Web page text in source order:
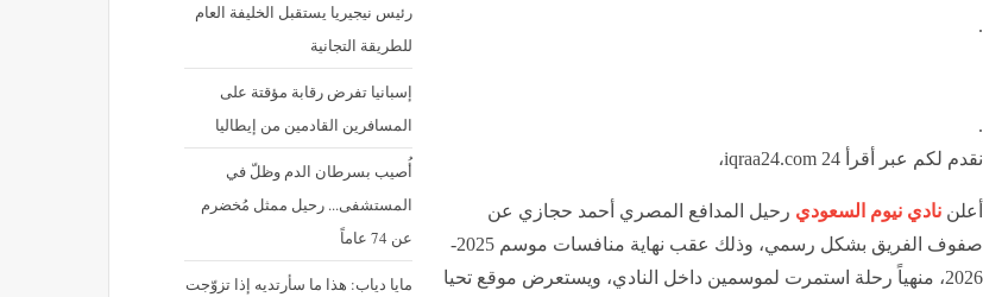
رئيس نيجيريا يستقبل الخليفة العام
للطريقة التجانية
إسبانيا تفرض رقابة مؤقتة على
المسافرين القادمين من إيطاليا
أُصيب بسرطان الدم وظلّ في
المستشفى... رحيل ممثل مُخضرم
عن 74 عاماً
مايا دياب: هذا ما سأرتديه إذا تزوّجت
.
.
نقدم لكم عبر أقرأ 24 iqraa24.com،
أعلننادي نيوم السعودي رحيل المدافع المصري أحمد حجازي عن
صفوف الفريق بشكل رسمي، وذلك عقب نهاية منافسات موسم 2025-
2026، منهياً رحلة استمرت لموسمين داخل النادي، ويستعرض موقع تحيا